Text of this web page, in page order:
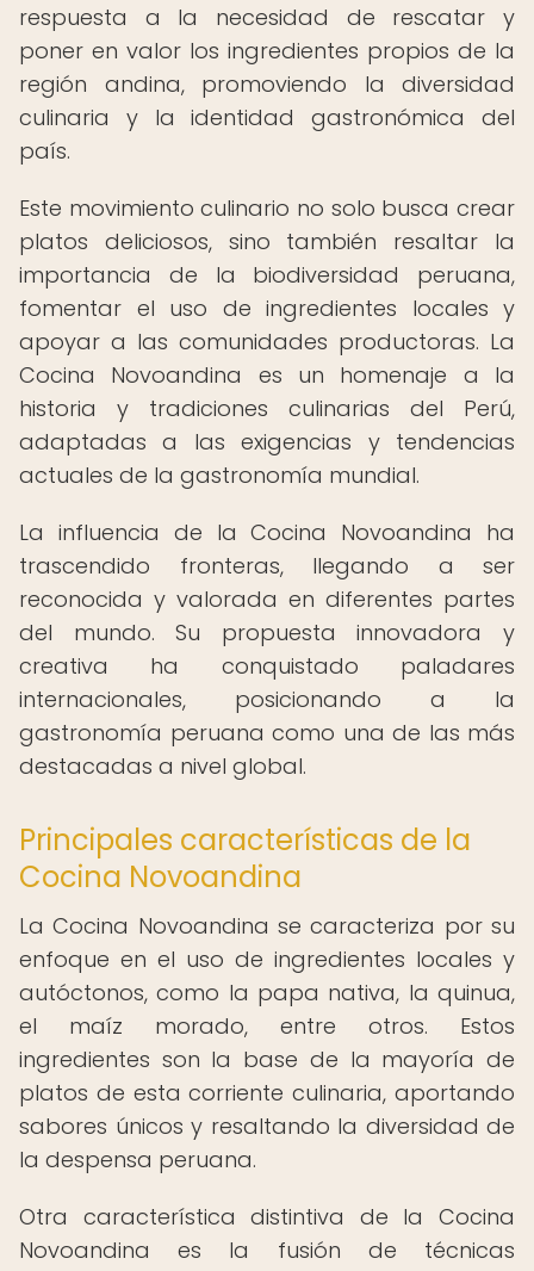
respuesta a la necesidad de rescatar y
poner en valor los ingredientes propios de la
región andina, promoviendo la diversidad
culinaria y la identidad gastronómica del
país.
Este movimiento culinario no solo busca crear
platos deliciosos, sino también resaltar la
importancia de la biodiversidad peruana,
fomentar el uso de ingredientes locales y
apoyar a las comunidades productoras. La
Cocina Novoandina es un homenaje a la
historia y tradiciones culinarias del Perú,
adaptadas a las exigencias y tendencias
actuales de la gastronomía mundial.
La influencia de la Cocina Novoandina ha
trascendido fronteras, llegando a ser
reconocida y valorada en diferentes partes
del mundo. Su propuesta innovadora y
creativa ha conquistado paladares
internacionales, posicionando a la
gastronomía peruana como una de las más
destacadas a nivel global.
Principales características de la
Cocina Novoandina
La Cocina Novoandina se caracteriza por su
enfoque en el uso de ingredientes locales y
autóctonos, como la papa nativa, la quinua,
el maíz morado, entre otros. Estos
ingredientes son la base de la mayoría de
platos de esta corriente culinaria, aportando
sabores únicos y resaltando la diversidad de
la despensa peruana.
Otra característica distintiva de la Cocina
Novoandina es la fusión de técnicas